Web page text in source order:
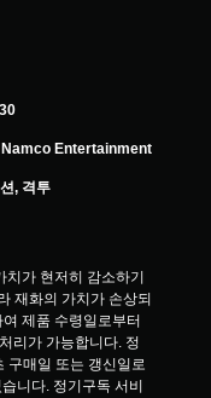
Namco Entertainment
, 격투
가 현저히 감소하기
재화의 가치가 손상되
제품 수령일로부터
리가 가능합니다. 정
구매일 또는 갱신일로
니다. 정기구독 서비